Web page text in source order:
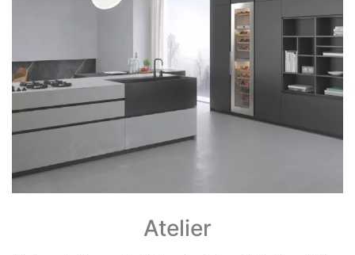
Atelier